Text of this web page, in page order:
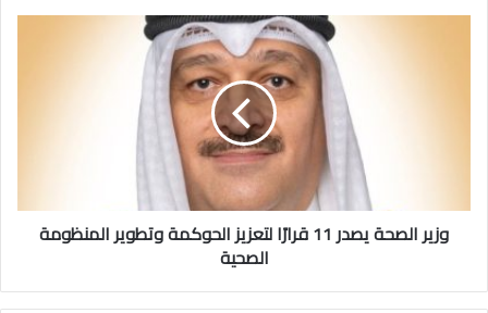
المنظومة
الصحية
وزير الصحة يصدر 11 قرارًا لتعزيز الحوكمة وتطوير المنظومة
الصحية